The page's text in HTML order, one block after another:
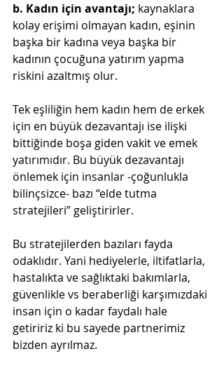
b. Kadın için avantajı; kaynaklara
kolay erişimi olmayan kadın, eşinin
başka bir kadına veya başka bir
kadının çocuğuna yatırım yapma
riskini azaltmış olur.
Tek eşliliğin hem kadın hem de erkek
için en büyük dezavantajı ise ilişki
bittiğinde boşa giden vakit ve emek
yatırımıdır. Bu büyük dezavantajı
önlemek için insanlar -çoğunlukla
bilinçsizce- bazı “elde tutma
stratejileri” geliştirirler.
Bu stratejilerden bazıları fayda
odaklıdır. Yani hediyelerle, iltifatlarla,
hastalıkta ve sağlıktaki bakımlarla,
güvenlikle vs beraberliği karşımızdaki
insan için o kadar faydalı hale
getiririz ki bu sayede partnerimiz
bizden ayrılmaz.